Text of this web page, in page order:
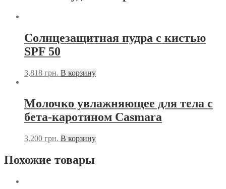
Солнцезащитная пудра с кистью
SPF 50
3,818 грн. В корзину
Молочко увлажняющее для тела с
бета-каротином Casmara
3,200 грн. В корзину
Похожие товары